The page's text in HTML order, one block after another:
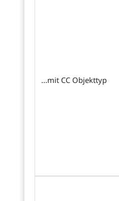
...mit CC Objekttyp